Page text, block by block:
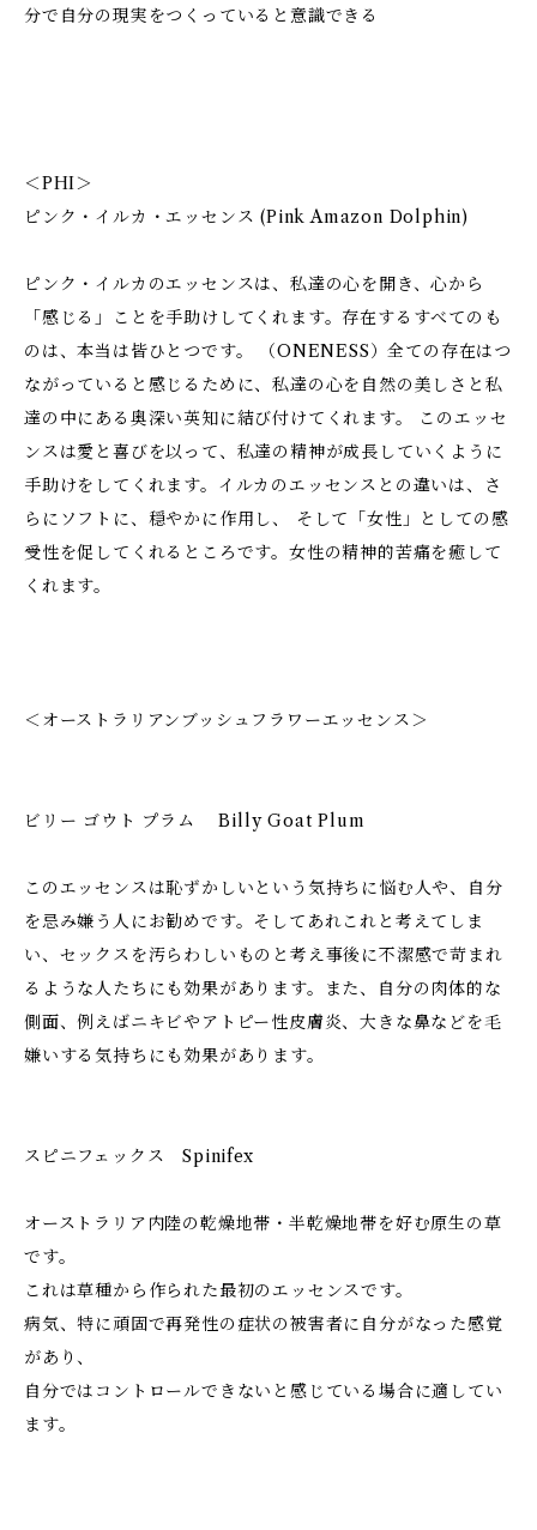
分で自分の現実をつくっていると意識できる
＜PHI＞
ピンク・イルカ・エッセンス (Pink Amazon Dolphin)
ピンク・イルカのエッセンスは、私達の心を開き、心から
「感じる」ことを手助けしてくれます。存在するすべてのも
のは、本当は皆ひとつです。 （ONENESS）全ての存在はつ
ながっていると感じるために、私達の心を自然の美しさと私
達の中にある奥深い英知に結び付けてくれます。 このエッセ
ンスは愛と喜びを以って、私達の精神が成長していくように
手助けをしてくれます。イルカのエッセンスとの違いは、さ
らにソフトに、穏やかに作用し、 そして「女性」としての感
受性を促してくれるところです。女性の精神的苦痛を癒して
くれます。
＜オーストラリアンブッシュフラワーエッセンス＞
ビリー ゴウト プラム Billy Goat Plum
このエッセンスは恥ずかしいという気持ちに悩む人や、自分
を忌み嫌う人にお勧めです。そしてあれこれと考えてしま
い、セックスを汚らわしいものと考え事後に不潔感で苛まれ
るような人たちにも効果があります。また、自分の肉体的な
側面、例えばニキビやアトピー性皮膚炎、大きな鼻などを毛
嫌いする気持ちにも効果があります。
スピニフェックス Spinifex
オーストラリア内陸の乾燥地帯・半乾燥地帯を好む原生の草
です。
これは草種から作られた最初のエッセンスです。
病気、特に頑固で再発性の症状の被害者に自分がなった感覚
があり、
自分ではコントロールできないと感じている場合に適してい
ます。